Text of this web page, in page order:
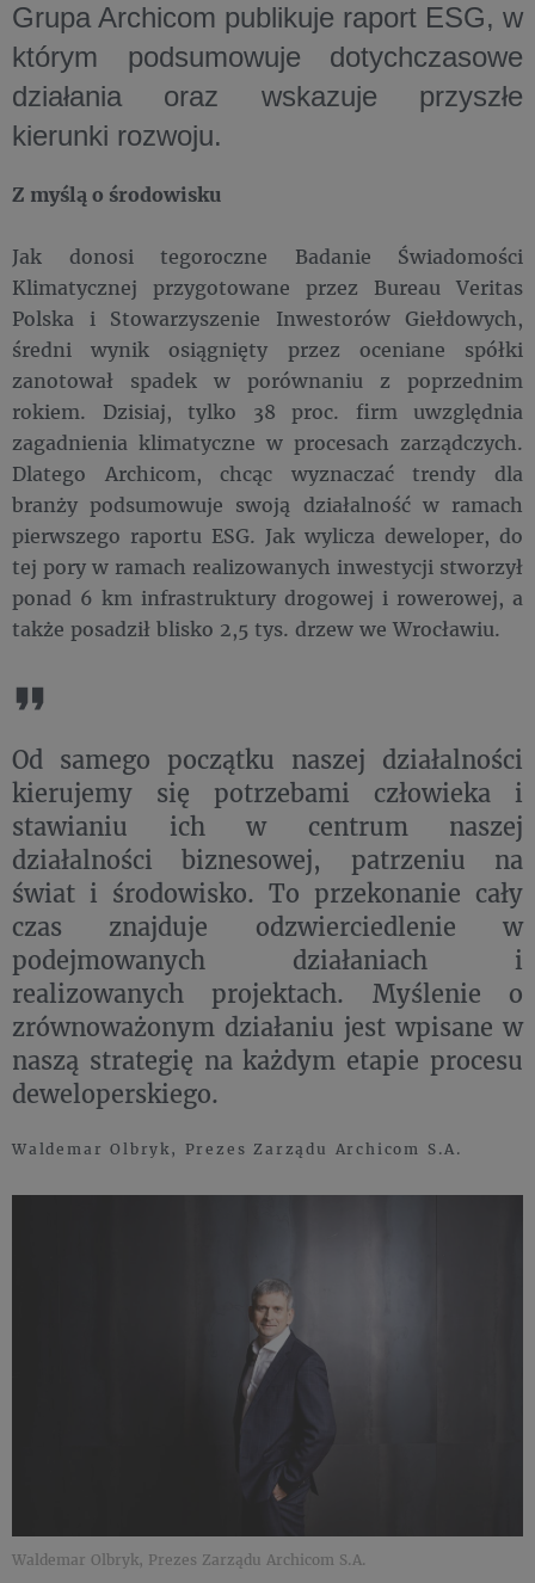
Grupa Archicom publikuje raport ESG, w
którym podsumowuje dotychczasowe
działania oraz wskazuje przyszłe
kierunki rozwoju.
Z myślą o środowisku
Jak donosi tegoroczne Badanie Świadomości
Klimatycznej przygotowane przez Bureau Veritas
Polska i Stowarzyszenie Inwestorów Giełdowych,
średni wynik osiągnięty przez oceniane spółki
zanotował spadek w porównaniu z poprzednim
rokiem. Dzisiaj, tylko 38 proc. firm uwzględnia
zagadnienia klimatyczne w procesach zarządczych.
Dlatego Archicom, chcąc wyznaczać trendy dla
branży podsumowuje swoją działalność w ramach
pierwszego raportu ESG. Jak wylicza deweloper, do
tej pory w ramach realizowanych inwestycji stworzył
ponad 6 km infrastruktury drogowej i rowerowej, a
także posadził blisko 2,5 tys. drzew we Wrocławiu.
Od samego początku naszej działalności
kierujemy się potrzebami człowieka i
stawianiu ich w centrum naszej
działalności biznesowej, patrzeniu na
świat i środowisko. To przekonanie cały
czas znajduje odzwierciedlenie w
podejmowanych działaniach i
realizowanych projektach. Myślenie o
zrównoważonym działaniu jest wpisane w
naszą strategię na każdym etapie procesu
deweloperskiego.
Waldemar Olbryk, Prezes Zarządu Archicom S.A.
Waldemar Olbryk, Prezes Zarządu Archicom S.A.